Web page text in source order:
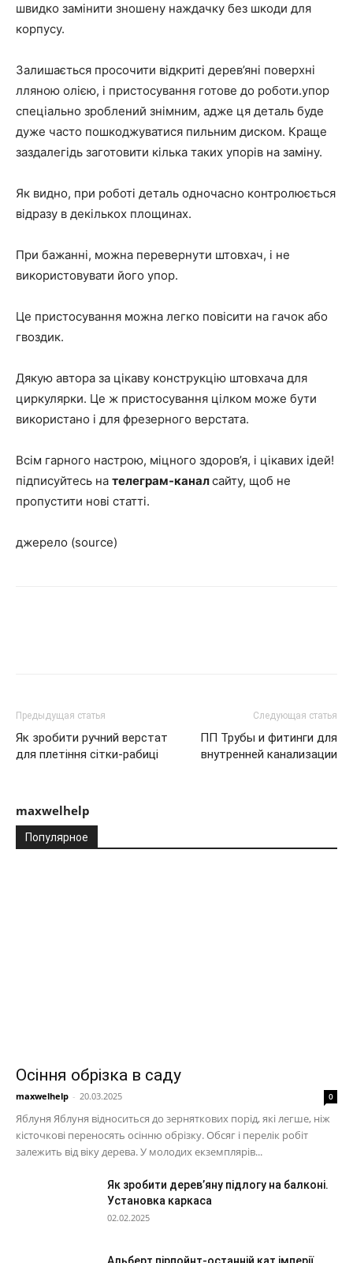
швидко замінити зношену наждачку без шкоди для
корпусу.
Залишається просочити відкриті дерев’яні поверхні
лляною олією, і пристосування готове до роботи.упор
спеціально зроблений знімним, адже ця деталь буде
дуже часто пошкоджуватися пильним диском. Краще
заздалегідь заготовити кілька таких упорів на заміну.
Як видно, при роботі деталь одночасно контролюється
відразу в декількох площинах.
При бажанні, можна перевернути штовхач, і не
використовувати його упор.
Це пристосування можна легко повісити на гачок або
гвоздик.
Дякую автора за цікаву конструкцію штовхача для
циркулярки. Це ж пристосування цілком може бути
використано і для фрезерного верстата.
Всім гарного настрою, міцного здоров’я, і цікавих ідей!
підписуйтесь на телеграм-каналсайту, щоб не
пропустити нові статті.
джерело (source)
Предыдущая статья
Як зробити ручний верстат
для плетіння сітки-рабиці
Следующая статья
ПП Трубы и фитинги для
внутренней канализации
maxwelhelp
Популярное
Осіння обрізка в саду
maxwelhelp - 20.03.2025 0
Яблуня Яблуня відноситься до зерняткових порід, які легше, ніж
кісточкові переносять осінню обрізку. Обсяг і перелік робіт
залежить від віку дерева. У молодих екземплярів...
Як зробити дерев’яну підлогу на балконі.
Установка каркаса
02.02.2025